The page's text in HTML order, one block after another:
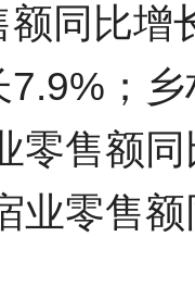
同比增
；
零售额
业零售